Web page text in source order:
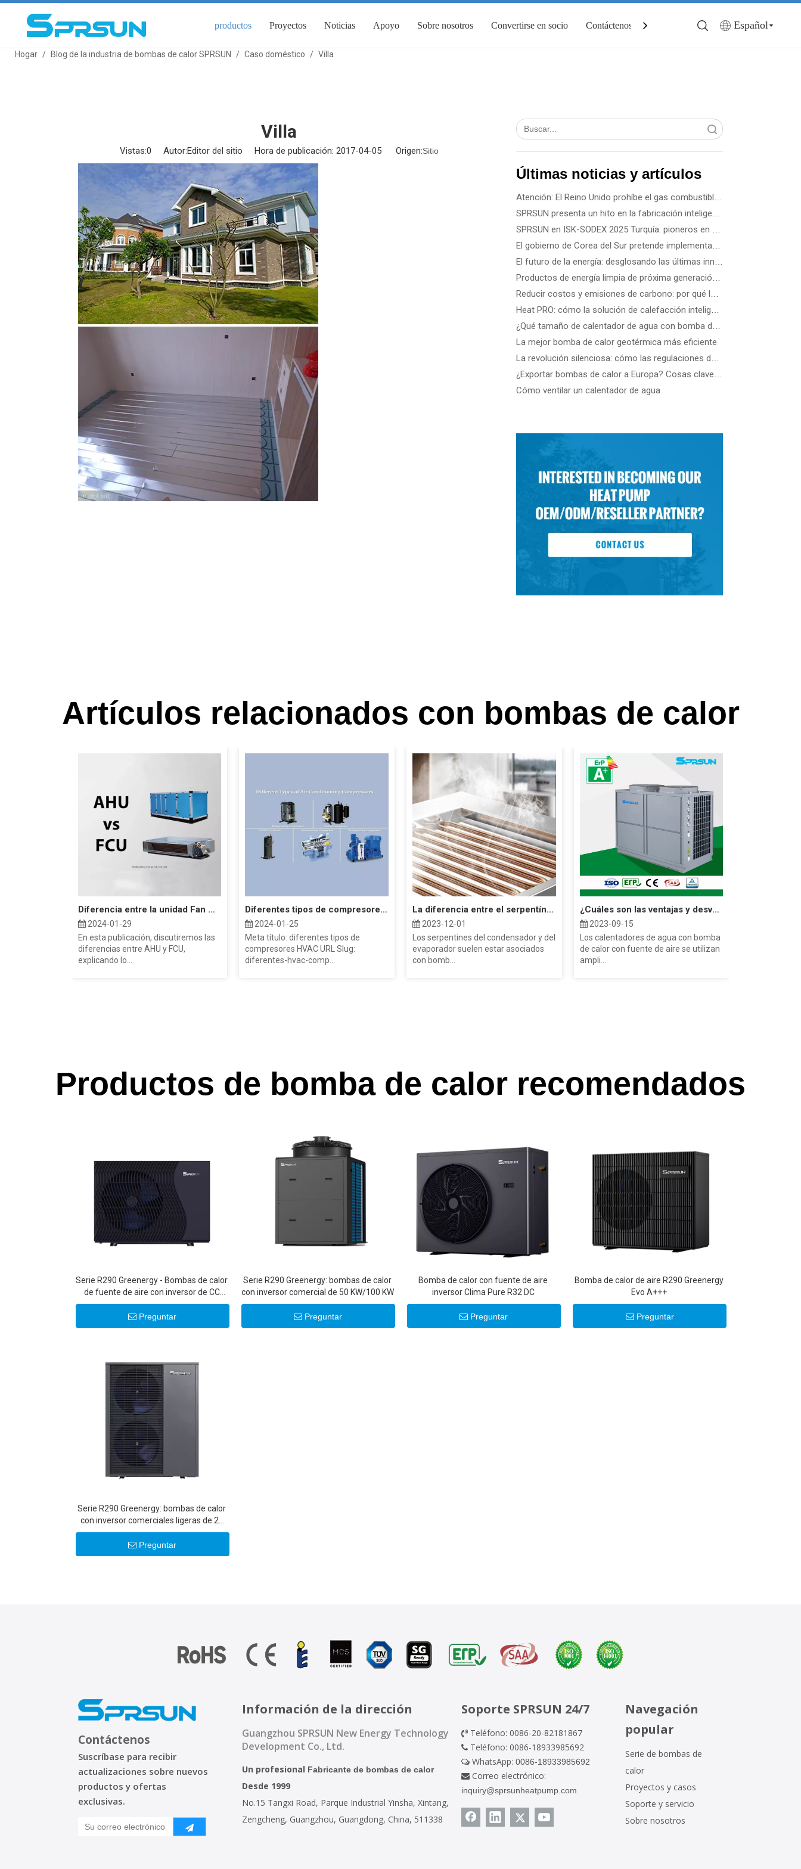
productos Proyectos Noticias Apoyo Sobre nosotros Convertirse en socio Contáctenos Español
Hogar / Blog de la industria de bombas de calor SPRSUN / Caso doméstico / Villa
Villa
Vistas:0 Autor:Editor del sitio Hora de publicación: 2017-04-05 Origen:Sitio
Últimas noticias y artículos
La mejor bomba de calor geotérmica más eficiente
Cómo ventilar un calentador de agua
Artículos relacionados con bombas de calor
Diferencia entre la unidad Fan Coil AHU y FCU
2024-01-29
En esta publicación, discutiremos las
diferencias entre AHU y FCU,
explicando lo...
Diferentes tipos de compresores HVAC
2024-01-25
Meta título: diferentes tipos de
compresores HVAC URL Slug:
diferentes-hvac-comp...
La diferencia entre el serpentín del evaporador y el serpentín del condensador
2023-12-01
Los serpentines del condensador y del
evaporador suelen estar asociados
con bomb...
¿Cuáles son las ventajas y desventajas de la bomba de calor?
2023-09-15
Los calentadores de agua con bomba
de calor con fuente de aire se utilizan
ampli...
Productos de bomba de calor recomendados
Serie R290 Greenergy - Bombas de calor
de fuente de aire con inversor de CC
ultrasilenciosas de 6-22 KW 20 KW 22 KW
Preguntar
Serie R290 Greenergy: bombas de calor
con inversor comercial de 50 KW/100 KW
Preguntar
Bomba de calor con fuente de aire
inversor Clima Pure R32 DC
Preguntar
Bomba de calor de aire R290 Greenergy
Evo A+++
Preguntar
Serie R290 Greenergy: bombas de calor
con inversor comerciales ligeras de 25
KW/30 KW
Preguntar
Contáctenos
Suscríbase para recibir
actualizaciones sobre nuevos
productos y ofertas
exclusivas.
Información de la dirección
Guangzhou SPRSUN New Energy Technology
Development Co., Ltd.
Un profesional Fabricante de bombas de calor
Desde 1999
No.15 Tangxi Road, Parque Industrial Yinsha, Xintang,
Zengcheng, Guangzhou, Guangdong, China, 511338
Soporte SPRSUN 24/7
Teléfono: 0086-20-82181867
Teléfono: 0086-18933985692
WhatsApp: 0086-18933985692
Correo electrónico:
inquiry@sprsunheatpump.com
Navegación
popular
Serie de bombas de
calor
Proyectos y casos
Soporte y servicio
Sobre nosotros